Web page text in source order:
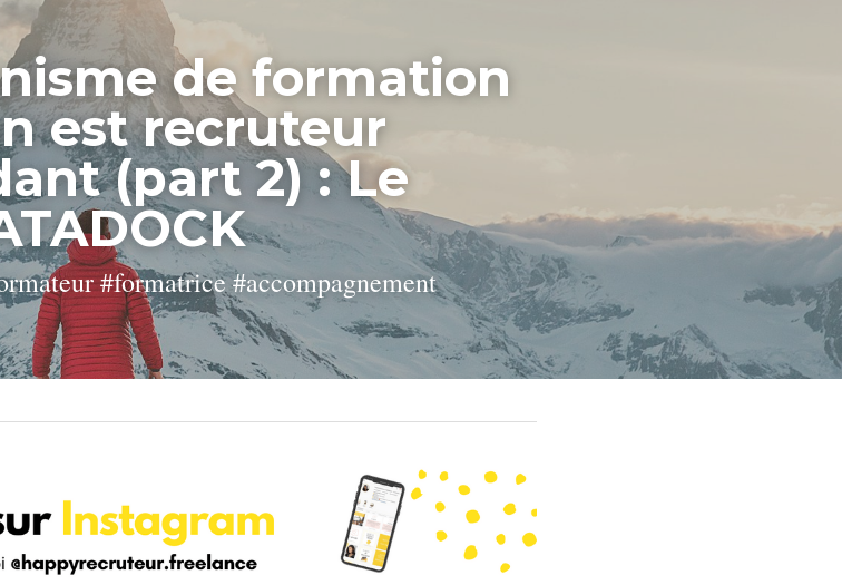
de formation
est recruteur
(part 2) : Le
#formatrice #accompagnement